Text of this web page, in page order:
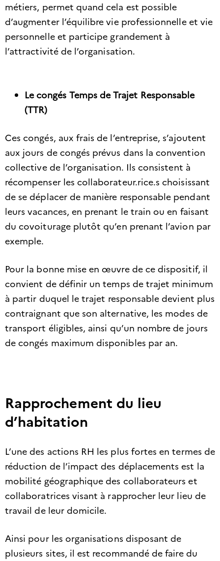
métiers, permet quand cela est possible
d’augmenter l’équilibre vie professionnelle et vie
personnelle et participe grandement à
l’attractivité de l’organisation.
Le congés Temps de Trajet Responsable
(TTR)
Ces congés, aux frais de l’entreprise, s’ajoutent
aux jours de congés prévus dans la convention
collective de l’organisation. Ils consistent à
récompenser les collaborateur.rice.s choisissant
de se déplacer de manière responsable pendant
leurs vacances, en prenant le train ou en faisant
du covoiturage plutôt qu’en prenant l’avion par
exemple.
Pour la bonne mise en œuvre de ce dispositif, il
convient de définir un temps de trajet minimum
à partir duquel le trajet responsable devient plus
contraignant que son alternative, les modes de
transport éligibles, ainsi qu’un nombre de jours
de congés maximum disponibles par an.
Rapprochement du lieu
d’habitation
L’une des actions RH les plus fortes en termes de
réduction de l’impact des déplacements est la
mobilité géographique des collaborateurs et
collaboratrices visant à rapprocher leur lieu de
travail de leur domicile.
Ainsi pour les organisations disposant de
plusieurs sites, il est recommandé de faire du